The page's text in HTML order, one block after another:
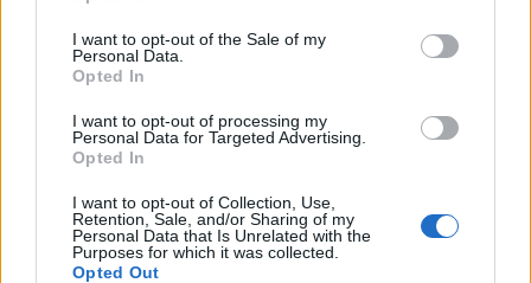
use your data for below specified purposes in below Google
consent section.
I want to opt-out of the Sale of my
Personal Data.
Opted In
I want to opt-out of processing my
Personal Data for Targeted Advertising.
Opted In
I want to opt-out of Collection, Use,
Retention, Sale, and/or Sharing of my
Personal Data that Is Unrelated with the
Purposes for which it was collected.
Opted Out
Hector, a testetlen hacker, aki egy rejtélyes szervezet
képviseletében Themisz titkai után vadászik. Mert
azt mondanunk sem kell, a közéletben parázs vita
keletkezik Themisz hasznosságáról - ami ugyan
vitathatatlan -, de ugyanakkor a hasznosságáért
fizetett ár nagyságáról is polemizálnak. Hiszen a
számítógép pontos jóslataihoz adatok
szükségeltetnek, és ezen adatok pedig kamerákat és
az emberi jogok megnyirbálását, a magánélet
szentségét veszik el az emberektől. Megéri-e? - teszik